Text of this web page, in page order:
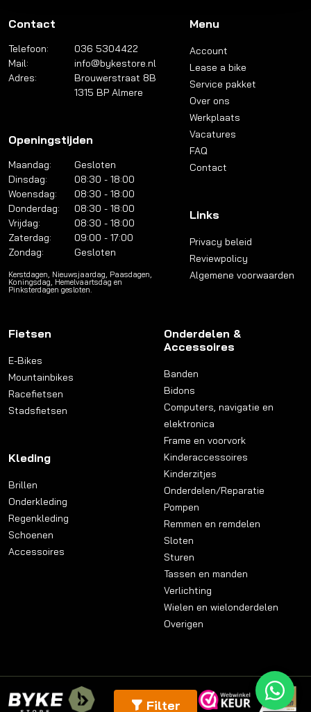
Filter
Contact
Telefoon:
036 5304422
Mail:
info@bykestore.nl
Adres:
Brouwerstraat 8B
1315 BP Almere
Openingstijden
Maandag:
Gesloten
Dinsdag:
08:30 - 18:00
Woensdag:
08:30 - 18:00
Donderdag:
08:30 - 18:00
Vrijdag:
08:30 - 18:00
Zaterdag:
09:00 - 17:00
Zondag:
Gesloten
Kerstdagen, Nieuwsjaardag, Paasdagen,
Koningsdag, Hemelvaartsdag en
Pinksterdagen gesloten.
Menu
Account
Lease a bike
Service pakket
Over ons
Werkplaats
Vacatures
FAQ
Contact
Links
Privacy beleid
Reviewpolicy
Algemene voorwaarden
Fietsen
E-Bikes
Mountainbikes
Racefietsen
Stadsfietsen
Kleding
Brillen
Onderkleding
Regenkleding
Schoenen
Accessoires
Onderdelen &
Accessoires
Banden
Bidons
Computers, navigatie en
elektronica
Frame en voorvork
Kinderaccessoires
Kinderzitjes
Onderdelen/Reparatie
Pompen
Remmen en remdelen
Sloten
Sturen
Tassen en manden
Verlichting
Wielen en wielonderdelen
Overigen